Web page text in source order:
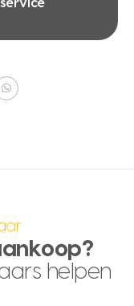
helpen